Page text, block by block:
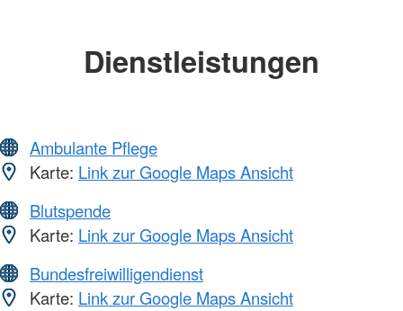
Dienstleistungen
Ambulante Pflege
Karte: Link zur Google Maps Ansicht
Blutspende
Karte: Link zur Google Maps Ansicht
Bundesfreiwilligendienst
Karte: Link zur Google Maps Ansicht